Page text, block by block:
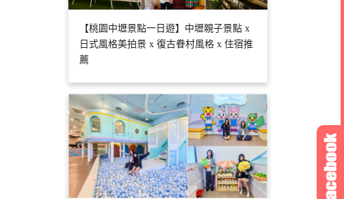
【桃園中壢景點一日遊】中壢親子景點 x
日式風格美拍景 x 復古眷村風格 x 住宿推
薦